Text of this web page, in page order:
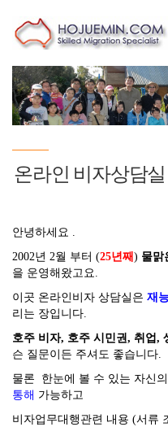
온라인 비자상담
안녕하세요 .
2002년 2월 부터 (25년째 ) 물맑
을 운영해왔고요.
이곳 온라인비자 상담실은 재
리는 장입니다.
호주 비자, 호주 시민권, 취업,
슨 질문이든 주셔도 좋습니다.
물론 한눈에 볼 수 있는 자신의
통해 가능하고
비자업무대행관련 내용 (서류